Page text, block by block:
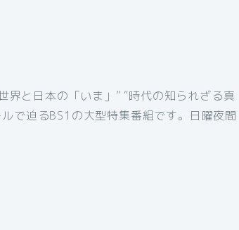
界と日本の「いま」” “時代の知られざる真
で迫るBS1の大型特集番組です。日曜夜間